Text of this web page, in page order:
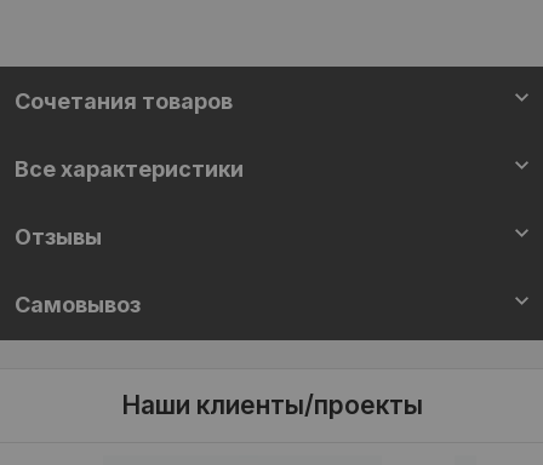
Cочетания товаров
Все характеристики
Отзывы
Самовывоз
Наши клиенты/проекты